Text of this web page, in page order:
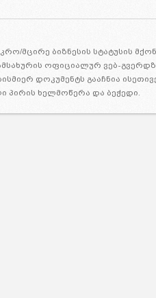
მცირე ბიზნესის სტატუსის
ოფიციალურ ვებ-
დოკუმენტს გააჩნია
პირის ხელმოწერა და ბეჭედი.